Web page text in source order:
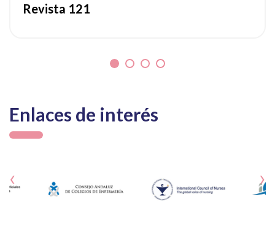
Revista 121
Enlaces de interés
‹ ›